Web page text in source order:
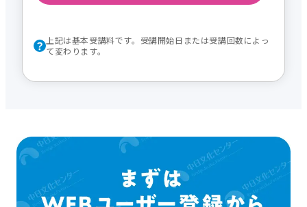
上記は基本受講料です。受講開始日または受講回数によっ
て変わります。